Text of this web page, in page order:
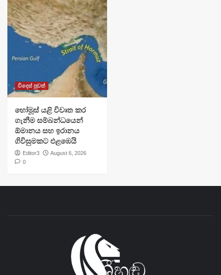
විදෙස් පුවත්
හෝමූස් යළි විවෘත කර
ගැනීම සම්බන්ධයෙන්
ඕමානය සහ ඉරානය
ගිවිසුමකට එළඹෙයි
Editor3
August 6, 2026
0